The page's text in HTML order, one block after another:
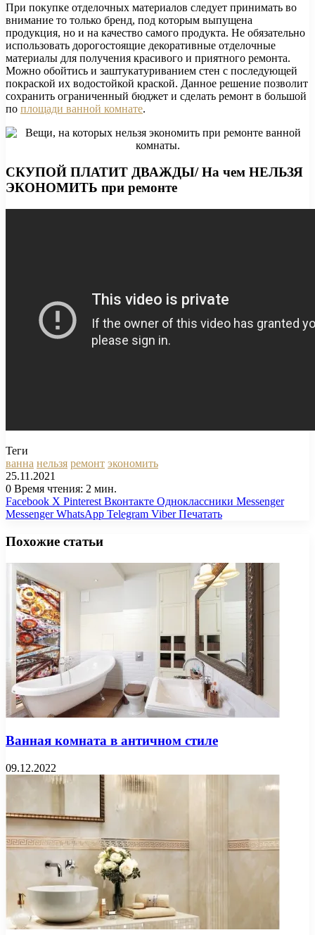
При покупке отделочных материалов следует принимать во
внимание то только бренд, под которым выпущена
продукция, но и на качество самого продукта. Не обязательно
использовать дорогостоящие декоративные отделочные
материалы для получения красивого и приятного ремонта.
Можно обойтись и заштукатуриванием стен с последующей
покраской их водостойкой краской. Данное решение позволит
сохранить ограниченный бюджет и сделать ремонт в большой
по площади ванной комнате.
СКУПОЙ ПЛАТИТ ДВАЖДЫ/ На чем НЕЛЬЗЯ
ЭКОНОМИТЬ при ремонте
Теги
ванна нельзя ремонт экономить
25.11.2021
0 Время чтения: 2 мин.
Facebook X Pinterest Вконтакте Одноклассники Messenger
Messenger WhatsApp Telegram Viber Печатать
Похожие статьи
Ванная комната в античном стиле
09.12.2022